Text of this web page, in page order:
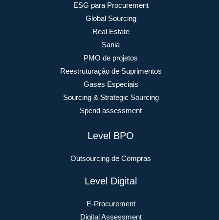
ESG para Procurement
Global Sourcing
Real Estate
Sania
PMO de projetos
Reestruturação de Suprimentos
Gases Especiais
Sourcing & Strategic Sourcing
Spend assessment
Level BPO
Outsourcing de Compras
Level Digital
E-Procurement
Digital Assessment